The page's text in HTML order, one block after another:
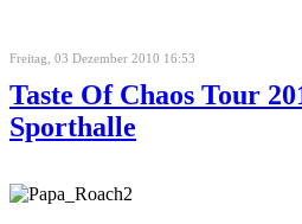
Freitag, 03 Dezember 2010 16:53
Taste Of Chaos Tour
Sporthalle